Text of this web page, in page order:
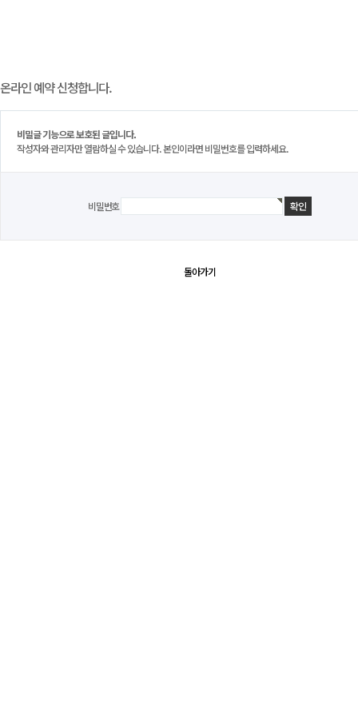
온라인 예약 신청합니다.
비밀글 기능으로 보호된 글입니다.
작성자와 관리자만 열람하실 수 있습니다. 본인이라면 비밀번호를 입력하세요.
비밀번호
돌아가기